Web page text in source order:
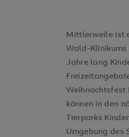
Mittlerweile ist
Wald-Klinikums
Jahre lang
Weihnachtsfest
können in den
Tierparks
Umgebung des